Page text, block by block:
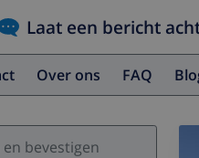
Laat een bericht
Over ons FAQ
bevestigen